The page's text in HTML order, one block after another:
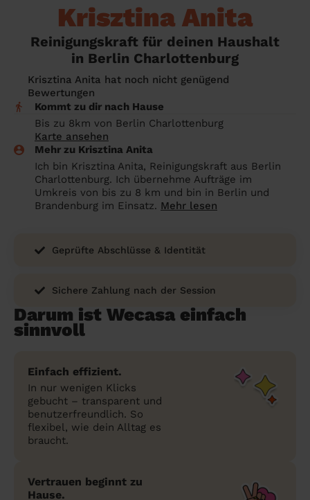
Krisztina Anita
Reinigungskraft für deinen Haushalt
in Berlin Charlottenburg
Krisztina Anita hat noch nicht genügend
Bewertungen
Kommt zu dir nach Hause
Bis zu 8km von Berlin Charlottenburg
Karte ansehen
Mehr zu Krisztina Anita
Ich bin Krisztina Anita, Reinigungskraft aus Berlin
Charlottenburg. Ich übernehme Aufträge im
Umkreis von bis zu 8 km und bin in Berlin und
Brandenburg im Einsatz. Mehr lesen
Geprüfte Abschlüsse & Identität
Sichere Zahlung nach der Session
Darum ist Wecasa einfach
sinnvoll
Einfach effizient.
In nur wenigen Klicks
gebucht – transparent und
benutzerfreundlich. So
flexibel, wie dein Alltag es
braucht.
Vertrauen beginnt zu
Hause.
Überall in Deutschland
Städte
Wuppertal
Bonn
Oberhausen
Hagen
Hamm
Leverkusen
Die Regionen
Unsere Artikel haushaltshilfe
Endreinigung Ferienwohnung: Was du
wissen solltest
Haushaltshilfe anmelden: Lohnt es sich?
Putzfrau Stundenlohn 2026: Was kostet
eine Reinigungskraft wirklich?
Was verdient eine Putzfrau schwarz -
Kosten, Risiken und warum sich legale
Alternativen mehr lohnen